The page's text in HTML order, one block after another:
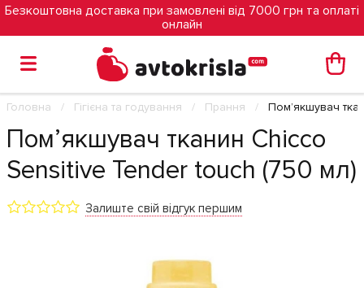
Безкоштовна доставка при замовлені від 7000 грн та оплаті
онлайн
Головна Гігієна та годування Прання Пом’якшувач
Пом’якшувач тканин Chicco
Sensitive Tender touch (750 мл)
Залиште свій відгук першим